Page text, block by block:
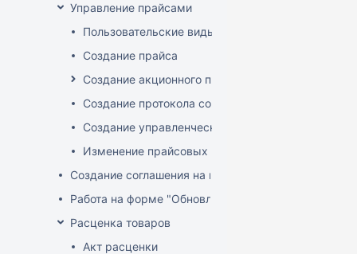
Управление прайсами
Пользовательские виды цен
Создание прайса
Создание акционного прайса
Создание протокола согласования цен
Создание управленческого прайса
Изменение прайсовых цен
Создание соглашения на поставку
Работа на форме "Обновление розничных цен"
Расценка товаров
Акт расценки